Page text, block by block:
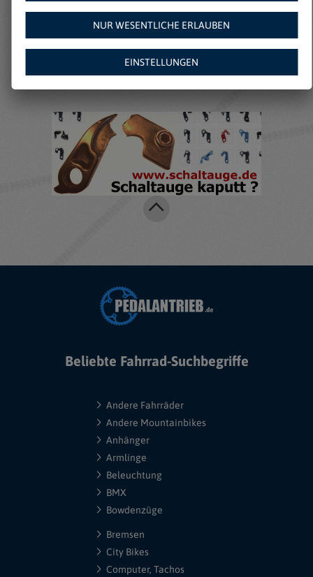
Weitere Angebote auf
Amazon:
Beliebte Fahrrad-Suchbegriffe
Andere Fahrräder
Andere Mountainbikes
Anhänger
Armlinge
Beleuchtung
BMX
Bowdenzüge
Bremsen
City Bikes
Computer, Tachos
NUR WESENTLICHE ERLAUBEN
EINSTELLUNGEN